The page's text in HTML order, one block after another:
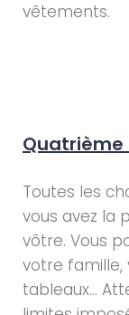
vêtements.
Toutes les
vous avez la
vôtre. Vous
votre famille,
tableaux…